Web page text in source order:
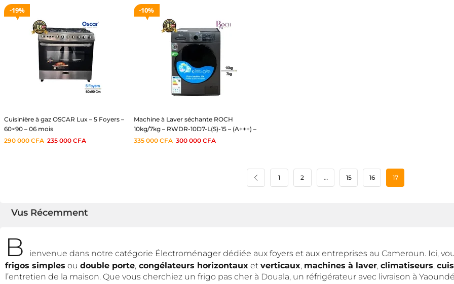
19%
Cuisinière à gaz OSCAR Lux – 5 Foyers –
60×90 – 06 mois
290 000CFA 235 000 CFA
10%
Machine à Laver séchante ROCH
10kg/7kg – RWDR-10D7-L(S)-15 – (A+++) –
06 mois
335 000CFA 300 000 CFA
1 2 … 15 16 17
Vus Récemment
B ienvenue dans notre catégorie Électroménager dédiée aux foyers et aux entreprises au Cameroun. Ici,
frigos simples ou double porte, congélateurs horizontaux et verticaux, machines à laver, climatiseurs,
l’entretien de la maison. Que vous cherchiez un frigo pas cher à Douala, un réfrigérateur avec livraison à